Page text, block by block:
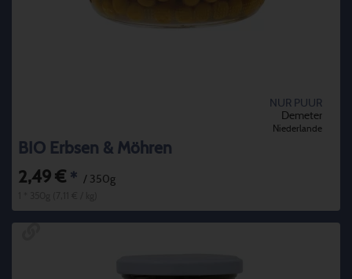
NUR PUUR
Demeter
Niederlande
BIO Erbsen & Möhren
2,49 € * / 350g